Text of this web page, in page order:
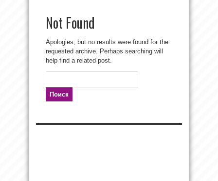
Not Found
Apologies, but no results were found for the
requested archive. Perhaps searching will
help find a related post.